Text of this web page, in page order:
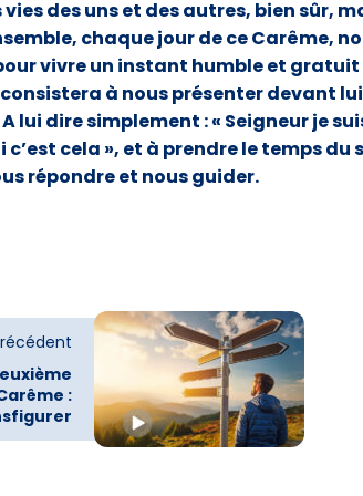
des uns et des autres, bien sûr,
chaque jour de ce Carême,
vivre un instant humble et
à nous présenter devant
lui dire simplement : « Seigneur je
cela », et à prendre le temps du
répondre et nous guider.
: